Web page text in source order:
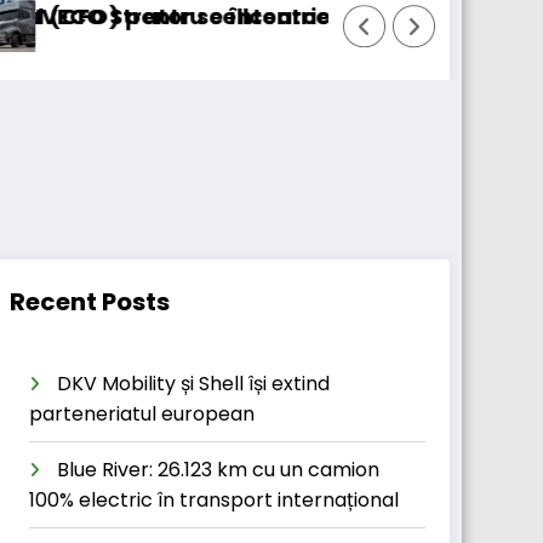
cellcentric
se întoarce BursaTransport/
Recent Posts
DKV Mobility și Shell își extind
parteneriatul european
Blue River: 26.123 km cu un camion
100% electric în transport internațional